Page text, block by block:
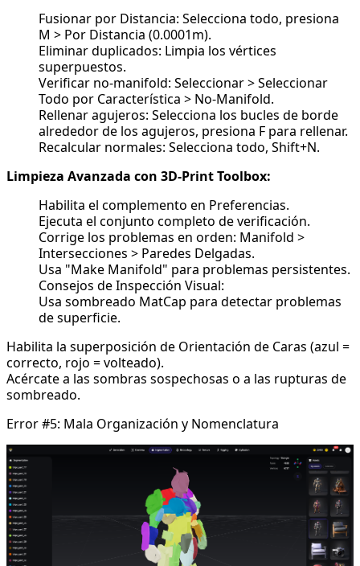
Fusionar por Distancia: Selecciona todo, presiona
M > Por Distancia (0.0001m).
Eliminar duplicados: Limpia los vértices
superpuestos.
Verificar no-manifold: Seleccionar > Seleccionar
Todo por Característica > No-Manifold.
Rellenar agujeros: Selecciona los bucles de borde
alrededor de los agujeros, presiona F para rellenar.
Recalcular normales: Selecciona todo, Shift+N.
Limpieza Avanzada con 3D-Print Toolbox:
Habilita el complemento en Preferencias.
Ejecuta el conjunto completo de verificación.
Corrige los problemas en orden: Manifold >
Intersecciones > Paredes Delgadas.
Usa "Make Manifold" para problemas persistentes.
Consejos de Inspección Visual:
Usa sombreado MatCap para detectar problemas
de superficie.
Habilita la superposición de Orientación de Caras (azul =
correcto, rojo = volteado).
Acércate a las sombras sospechosas o a las rupturas de
sombreado.
Error #5: Mala Organización y Nomenclatura